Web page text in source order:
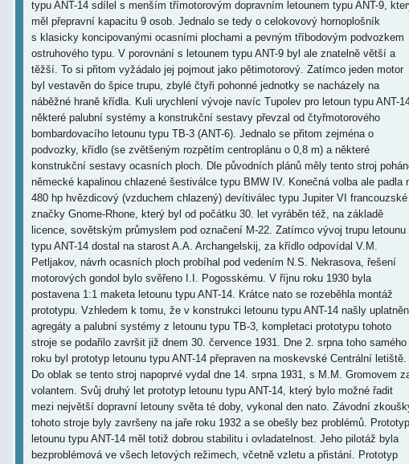
typu ANT-14 sdílel s menším třímotorovým dopravním letounem typu ANT-9,
měl přepravní kapacitu 9 osob. Jednalo se tedy o celokovový hornoplošník
s klasicky koncipovanými ocasními plochami a pevným tříbodovým podvozkem
ostruhového typu. V porovnání s letounem typu ANT-9 byl ale znatelně větší a
těžší. To si přitom vyžádalo jej pojmout jako pětimotorový. Zatímco jeden motor
byl vestavěn do špice trupu, zbylé čtyři pohonné jednotky se nacházely na
náběžné hraně křídla. Kuli urychlení vývoje navíc Tupolev pro letoun typu ANT-
některé palubní systémy a konstrukční sestavy převzal od čtyřmotorového
bombardovacího letounu typu TB-3 (ANT-6). Jednalo se přitom zejména o
podvozky, křídlo (se zvětšeným rozpětím centroplánu o 0,8 m) a některé
konstrukční sestavy ocasních ploch. Dle původních plánů měly tento stroj
německé kapalinou chlazené šestiválce typu BMW IV. Konečná volba ale padla
480 hp hvězdicový (vzduchem chlazený) devítiválec typu Jupiter VI francouzské
značky Gnome-Rhone, který byl od počátku 30. let vyráběn též, na základě
licence, sovětským průmyslem pod označení M-22. Zatímco vývoj trupu letounu
typu ANT-14 dostal na starost A.A. Archangelskij, za křídlo odpovídal V.M.
Petljakov, návrh ocasních ploch probíhal pod vedením N.S. Nekrasova, řešení
motorových gondol bylo svěřeno I.I. Pogosskému. V říjnu roku 1930 byla
postavena 1:1 maketa letounu typu ANT-14. Krátce nato se rozeběhla montáž
prototypu. Vzhledem k tomu, že v konstrukci letounu typu ANT-14 našly
agregáty a palubní systémy z letounu typu TB-3, kompletaci prototypu tohoto
stroje se podařilo završit již dnem 30. července 1931. Dne 2. srpna toho samého
roku byl prototyp letounu typu ANT-14 přepraven na moskevské Centrální letiště.
Do oblak se tento stroj napoprvé vydal dne 14. srpna 1931, s M.M. Gromovem
volantem. Svůj druhý let prototyp letounu typu ANT-14, který bylo možné řadit
mezi největší dopravní letouny světa té doby, vykonal den nato. Závodní
tohoto stroje byly završeny na jaře roku 1932 a se obešly bez problémů. Prototyp
letounu typu ANT-14 měl totiž dobrou stabilitu i ovladatelnost. Jeho pilotáž byla
bezproblémová ve všech letových režimech, včetně vzletu a přistání. Prototyp